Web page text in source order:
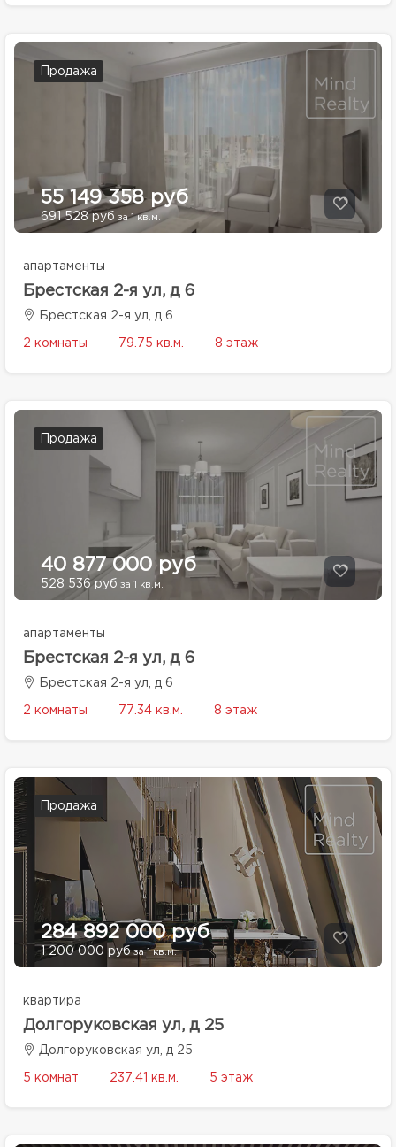
Продажа
55 149 358 руб
691 528 руб за 1 кв.м.
апартаменты
Брестская 2-я ул, д 6
Брестская 2-я ул, д 6
2 комнаты 79.75 кв.м. 8 этаж
Продажа
40 877 000 руб
528 536 руб за 1 кв.м.
апартаменты
Брестская 2-я ул, д 6
Брестская 2-я ул, д 6
2 комнаты 77.34 кв.м. 8 этаж
Продажа
284 892 000 руб
1 200 000 рубза 1 кв.м.
квартира
Долгоруковская ул, д 25
Долгоруковская ул, д 25
5 комнат 237.41 кв.м. 5 этаж